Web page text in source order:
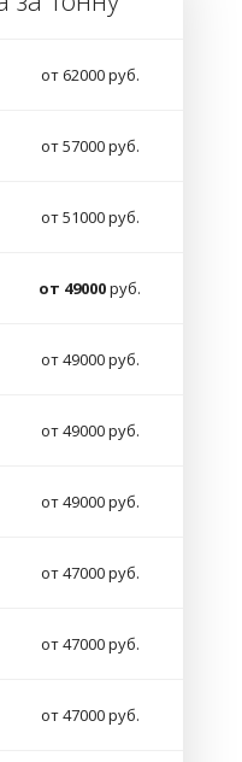
от 62000 руб.
от 57000 руб.
от 51000 руб.
от 49000руб.
от 49000 руб.
от 49000 руб.
от 49000 руб.
от 47000 руб.
от 47000 руб.
от 47000 руб.